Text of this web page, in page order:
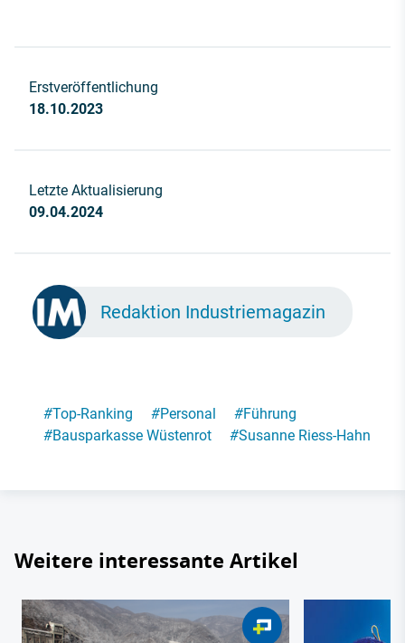
Erstveröffentlichung
18.10.2023
Letzte Aktualisierung
09.04.2024
Redaktion Industriemagazin
#Top-Ranking #Personal #Führung
#Bausparkasse Wüstenrot #Susanne Riess-Hahn
Weitere interessante Artikel